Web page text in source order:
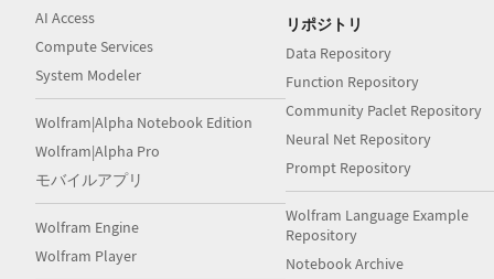
AI Access
Compute Services
System Modeler
Wolfram|Alpha Notebook Edition
Wolfram|Alpha Pro
モバイルアプリ
Wolfram Engine
Wolfram Player
リポジトリ
Data Repository
Function Repository
Community Paclet Repository
Neural Net Repository
Prompt Repository
Wolfram Language Example
Repository
Notebook Archive